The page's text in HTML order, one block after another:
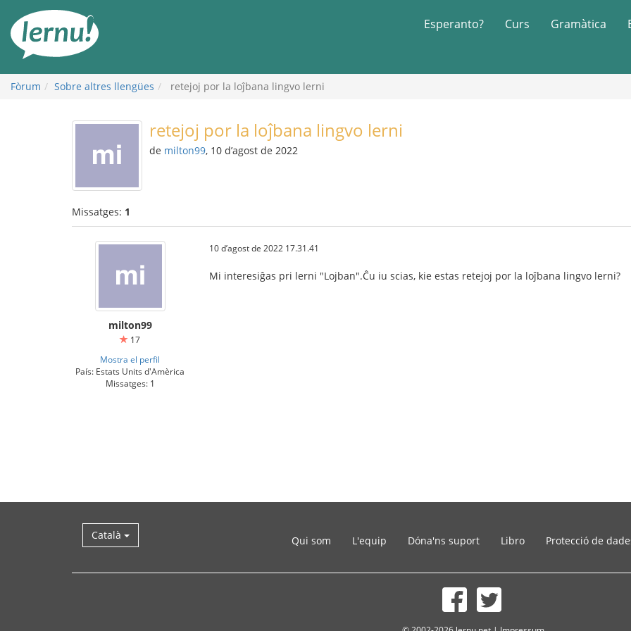
contingut
Esperanto? Curs Gramàtica
Fòrum Sobre altres llengües retejoj por la loĵbana lingvo lerni
retejoj por la loĵbana lingvo lerni
de milton99, 10 d’agost de 2022
Missatges: 1
milton99
17
Mostra el perfil
País: Estats Units d'Amèrica
Missatges: 1
10 d’agost de 2022 17.31.41
Mi interesiĝas pri lerni "Lojban".Ĉu iu scias, kie estas retejoj por la loĵbana lingvo lerni?
Català Qui som L'equip Dóna'ns suport Libro Protecció de